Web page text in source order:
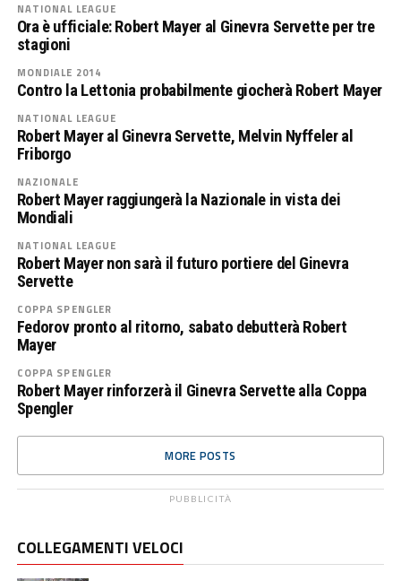
NATIONAL LEAGUE
Ora è ufficiale: Robert Mayer al Ginevra Servette per tre
stagioni
MONDIALE 2014
Contro la Lettonia probabilmente giocherà Robert Mayer
NATIONAL LEAGUE
Robert Mayer al Ginevra Servette, Melvin Nyffeler al
Friborgo
NAZIONALE
Robert Mayer raggiungerà la Nazionale in vista dei
Mondiali
NATIONAL LEAGUE
Robert Mayer non sarà il futuro portiere del Ginevra
Servette
COPPA SPENGLER
Fedorov pronto al ritorno, sabato debutterà Robert
Mayer
COPPA SPENGLER
Robert Mayer rinforzerà il Ginevra Servette alla Coppa
Spengler
MORE POSTS
PUBBLICITÀ
COLLEGAMENTI VELOCI